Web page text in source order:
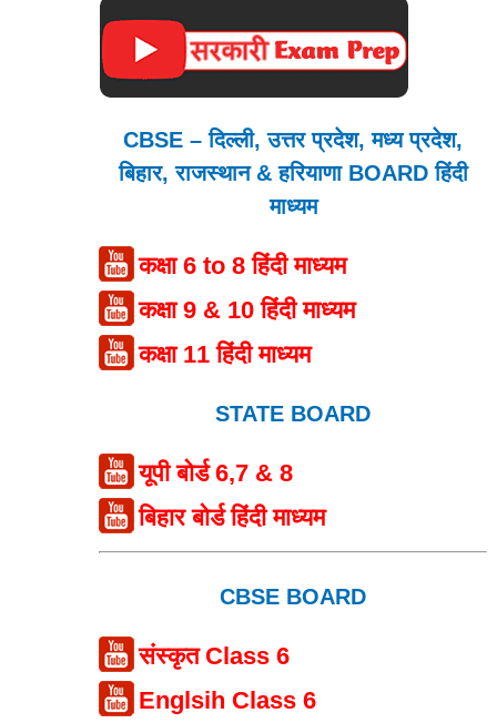
CBSE – दिल्ली, उत्तर प्रदेश, मध्य प्रदेश,
बिहार, राजस्थान & हरियाणा BOARD हिंदी
माध्यम
कक्षा 6 to 8 हिंदी माध्यम
कक्षा 9 & 10 हिंदी माध्यम
कक्षा 11 हिंदी माध्यम
STATE BOARD
यूपी बोर्ड 6,7 & 8
बिहार बोर्ड हिंदी माध्यम
CBSE BOARD
संस्कृत Class 6
Englsih Class 6